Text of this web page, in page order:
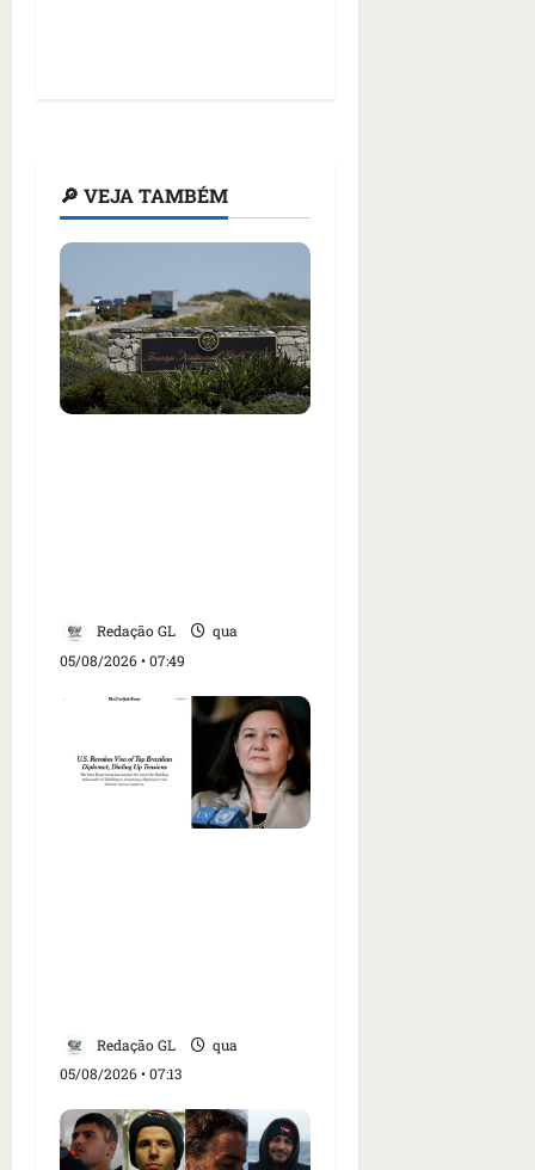
🔎 VEJA TAMBÉM
Redação GL
qua
05/08/2026 • 07:49
Redação GL
qua
05/08/2026 • 07:13